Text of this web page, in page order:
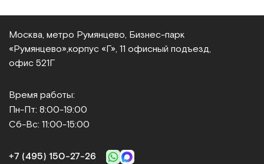
Москва, метро Румянцево, Бизнес‑парк
«Румянцево», корпус «Г», 11 офисный подъезд,
офис 521Г
Время работы:
Пн-Пт: 8:00-19:00
Сб-Вс: 11:00-15:00
+7 (495) 150‑27‑26